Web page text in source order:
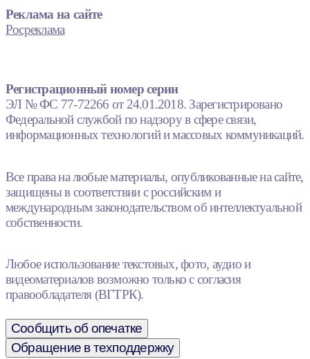
Реклама на сайте
Росреклама
Регистрационный номер серии
ЭЛ № ФС 77-72266 от 24.01.2018. Зарегистрировано
Федеральной службой по надзору в сфере связи,
информационных технологий и массовых коммуникаций.
Все права на любые материалы, опубликованные на сайте,
защищены в соответствии с российским и
международным законодательством об интеллектуальной
собственности.
Любое использование текстовых, фото, аудио и
видеоматериалов возможно только с согласия
правообладателя (ВГТРК).
Сообщить об опечатке
Обращение в техподдержку